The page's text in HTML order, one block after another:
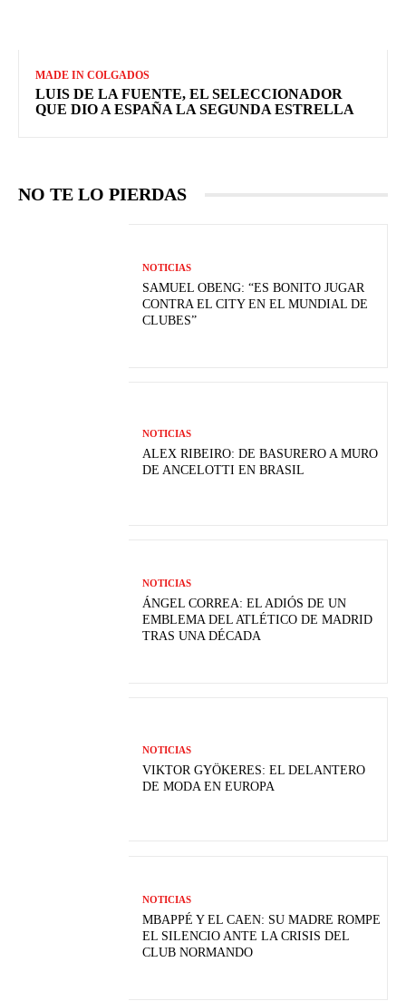
MADE IN COLGADOS
LUIS DE LA FUENTE, EL SELECCIONADOR
QUE DIO A ESPAÑA LA SEGUNDA ESTRELLA
NO TE LO PIERDAS
NOTICIAS
SAMUEL OBENG: “ES BONITO JUGAR
CONTRA EL CITY EN EL MUNDIAL DE
CLUBES”
NOTICIAS
ALEX RIBEIRO: DE BASURERO A MURO
DE ANCELOTTI EN BRASIL
NOTICIAS
ÁNGEL CORREA: EL ADIÓS DE UN
EMBLEMA DEL ATLÉTICO DE MADRID
TRAS UNA DÉCADA
NOTICIAS
VIKTOR GYÖKERES: EL DELANTERO
DE MODA EN EUROPA
NOTICIAS
MBAPPÉ Y EL CAEN: SU MADRE ROMPE
EL SILENCIO ANTE LA CRISIS DEL
CLUB NORMANDO